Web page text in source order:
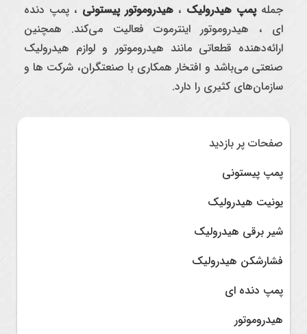
جملهپمپ هیدرولیک ، هیدروموتور پیستونی، پمپ دنده
ای ، هیدروموتور اینترموت فعالیت می‌کند. همچنین
ارائه‌دهنده قطعاتی مانند هیدروموتور و لوازم هیدرولیک
صنعتی می‌باشد و افتخار همکاری با صنعتگران، شرکت ها و
سازمان‌های کثیری را دارد.
صفحات پر بازدید
پمپ پیستونی
یونیت هیدرولیک
شیر برقی هیدرولیک
فشارشکن هیدرولیک
پمپ دنده ای
هیدروموتور